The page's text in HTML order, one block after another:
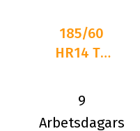
185/60
HR14 TL
RGAS02
9
Arbetsdagars